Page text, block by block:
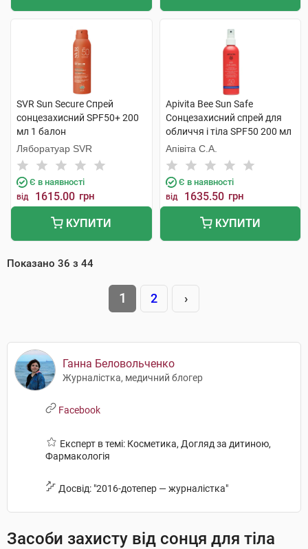
SVR Sun Secure Спрей
сонцезахисний SPF50+ 200
мл 1 балон
Ляборатуар SVR
Є в наявності
від 1615.00 грн
КУПИТИ
Apivita Bee Sun Safe
Сонцезахисний спрей для
обличчя і тіла SPF50 200 мл
1 флакон
Апівіта С.А.
Є в наявності
від 1635.50 грн
КУПИТИ
Показано 36 з 44
1 2 ›
Ганна Беловольченко
Журналістка, медичний блогер
Facebook
Експерт в темі: Косметика, Догляд за дитиною,
Фармакологія
Досвід: "2016-дотепер — журналістка"
Засоби захисту від сонця для тіла